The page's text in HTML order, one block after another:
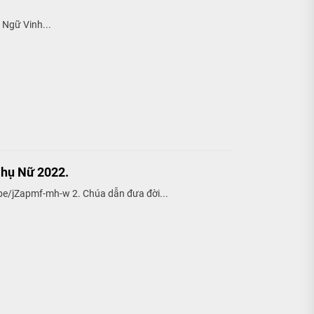
Vinh...
Nữ 2022.
jZapmf-mh-w 2. Chúa dẫn đưa đời...